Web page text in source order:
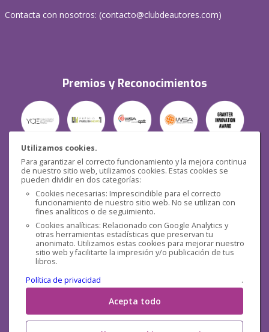
Utilizamos cookies.
Para garantizar el correcto funcionamiento y la mejora continua
de nuestro sitio web, utilizamos cookies. Estas cookies se
pueden dividir en dos categorías:
Cookies necesarias: Imprescindible para el correcto
funcionamiento de nuestro sitio web. No se utilizan con
fines analíticos o de seguimiento.
Cookies analíticas: Relacionado con Google Analytics y
otras herramientas estadísticas que preservan tu
anonimato. Utilizamos estas cookies para mejorar nuestro
sitio web y facilitarte la impresión y/o publicación de tus
libros.
Política de privacidad
.
Acepta todo
Contacta con nosotros: (contacto@clubdeautores.com)
Premios y Reconocimientos
Seguridad
Redes sociales